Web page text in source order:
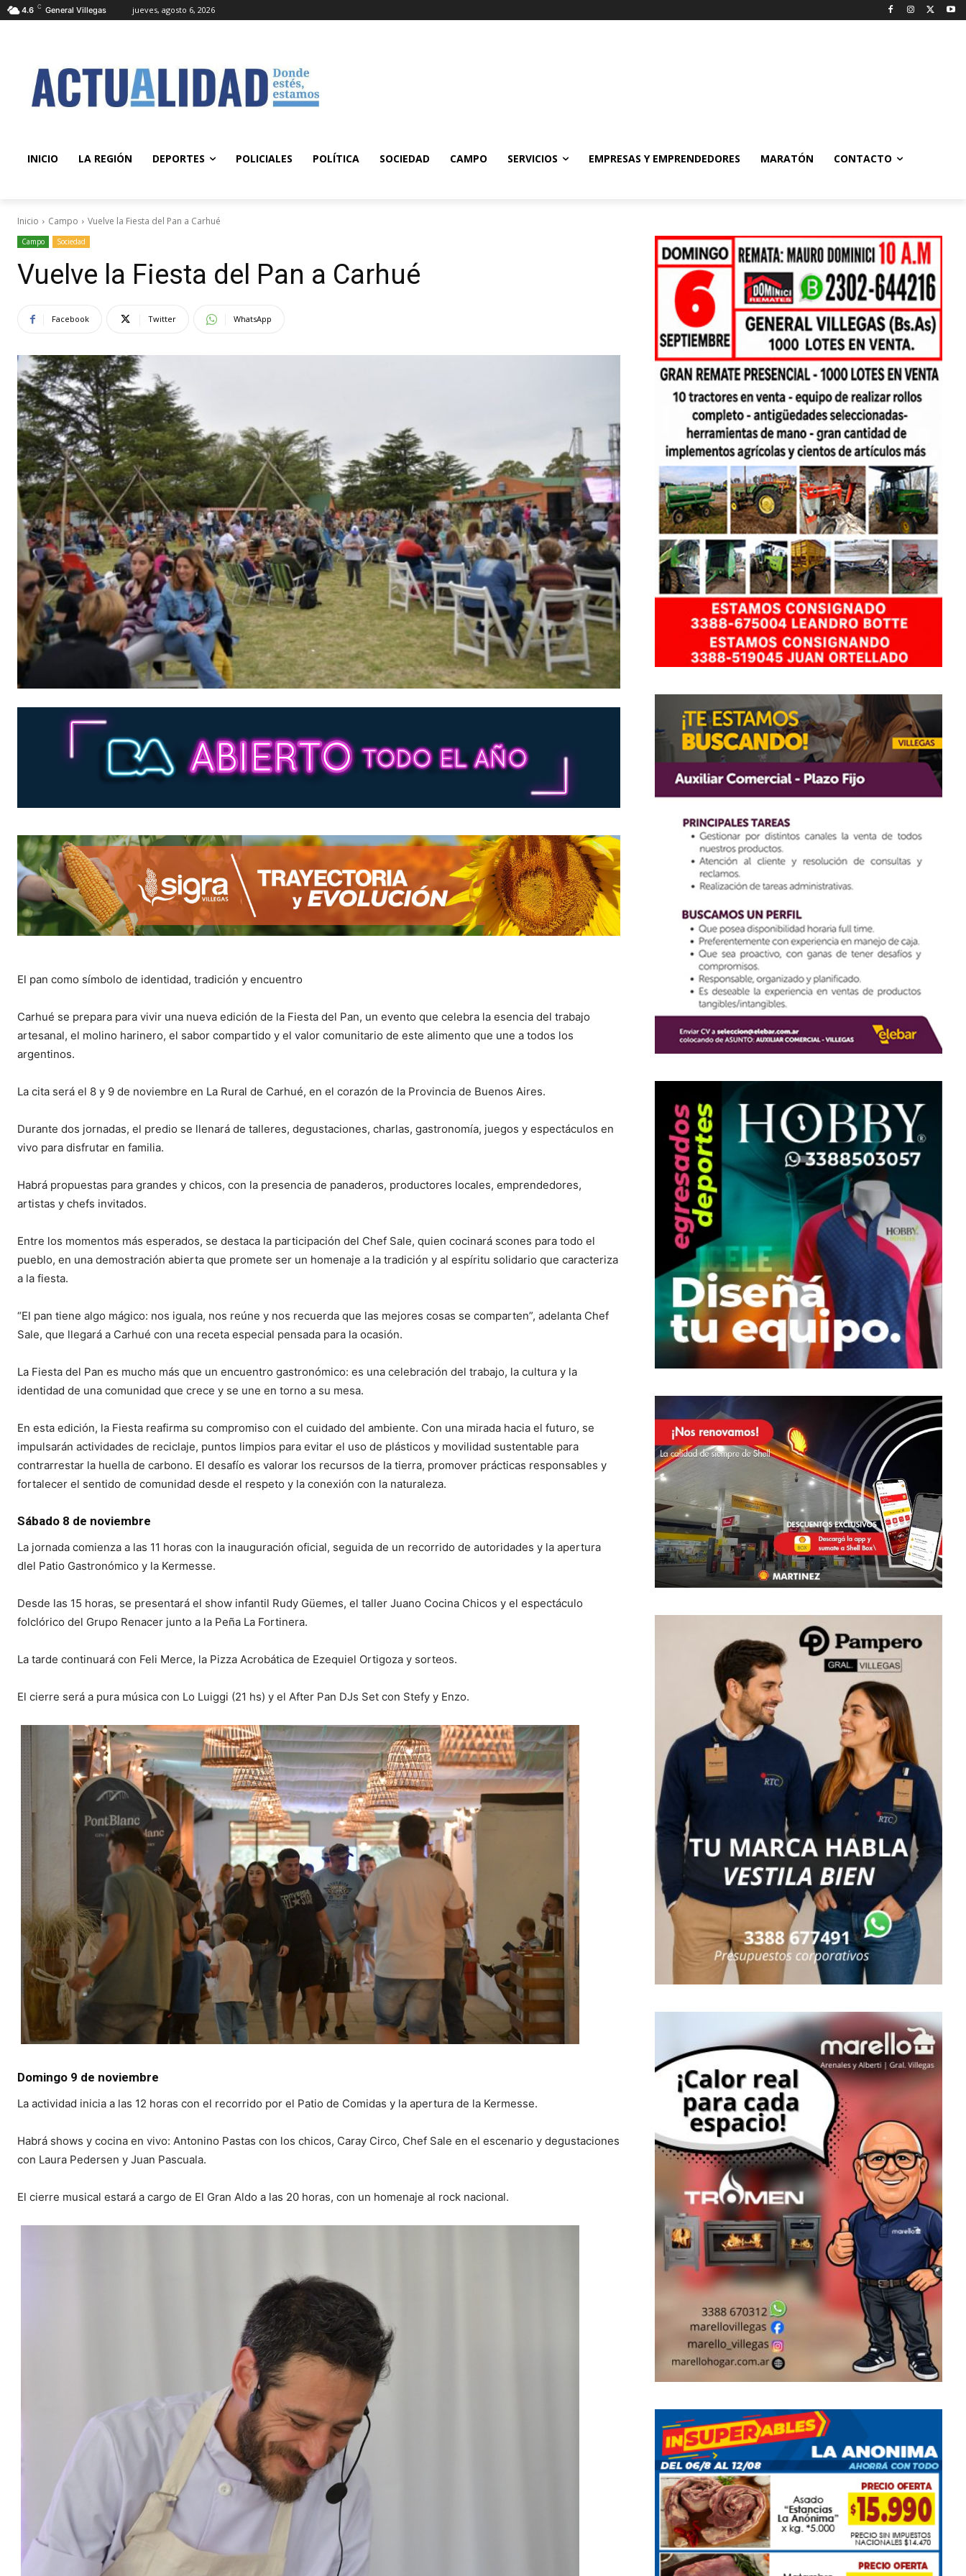
4.6 C General Villegas jueves, agosto 6, 2026
INICIO LA REGIÓN DEPORTES POLICIALES POLÍTICA SOCIEDAD CAMPO SERVICIOS EMPRESAS Y EMPRENDEDORES MARATÓN CONTACTO
Inicio Campo Vuelve la Fiesta del Pan a Carhué
Campo Sociedad
Vuelve la Fiesta del Pan a Carhué
Facebook Twitter WhatsApp
El pan como símbolo de identidad, tradición y encuentro
Carhué se prepara para vivir una nueva edición de la Fiesta del Pan, un evento que celebra la esencia del trabajo
artesanal, el molino harinero, el sabor compartido y el valor comunitario de este alimento que une a todos los
argentinos.
La cita será el 8 y 9 de noviembre en La Rural de Carhué, en el corazón de la Provincia de Buenos Aires.
Durante dos jornadas, el predio se llenará de talleres, degustaciones, charlas, gastronomía, juegos y espectáculos en
vivo para disfrutar en familia.
Habrá propuestas para grandes y chicos, con la presencia de panaderos, productores locales, emprendedores,
artistas y chefs invitados.
Entre los momentos más esperados, se destaca la participación del Chef Sale, quien cocinará scones para todo el
pueblo, en una demostración abierta que promete ser un homenaje a la tradición y al espíritu solidario que caracteriza
a la fiesta.
“El pan tiene algo mágico: nos iguala, nos reúne y nos recuerda que las mejores cosas se comparten”, adelanta Chef
Sale, que llegará a Carhué con una receta especial pensada para la ocasión.
La Fiesta del Pan es mucho más que un encuentro gastronómico: es una celebración del trabajo, la cultura y la
identidad de una comunidad que crece y se une en torno a su mesa.
En esta edición, la Fiesta reafirma su compromiso con el cuidado del ambiente. Con una mirada hacia el futuro, se
impulsarán actividades de reciclaje, puntos limpios para evitar el uso de plásticos y movilidad sustentable para
contrarrestar la huella de carbono. El desafío es valorar los recursos de la tierra, promover prácticas responsables y
fortalecer el sentido de comunidad desde el respeto y la conexión con la naturaleza.
Sábado 8 de noviembre
La jornada comienza a las 11 horas con la inauguración oficial, seguida de un recorrido de autoridades y la apertura
dlel Patio Gastronómico y la Kermesse.
Desde las 15 horas, se presentará el show infantil Rudy Güemes, el taller Juano Cocina Chicos y el espectáculo
folclórico del Grupo Renacer junto a la Peña La Fortinera.
La tarde continuará con Feli Merce, la Pizza Acrobática de Ezequiel Ortigoza y sorteos.
El cierre será a pura música con Lo Luiggi (21 hs) y el After Pan DJs Set con Stefy y Enzo.
Domingo 9 de noviembre
La actividad inicia a las 12 horas con el recorrido por el Patio de Comidas y la apertura de la Kermesse.
Habrá shows y cocina en vivo: Antonino Pastas con los chicos, Caray Circo, Chef Sale en el escenario y degustaciones
con Laura Pedersen y Juan Pascuala.
El cierre musical estará a cargo de El Gran Aldo a las 20 horas, con un homenaje al rock nacional.